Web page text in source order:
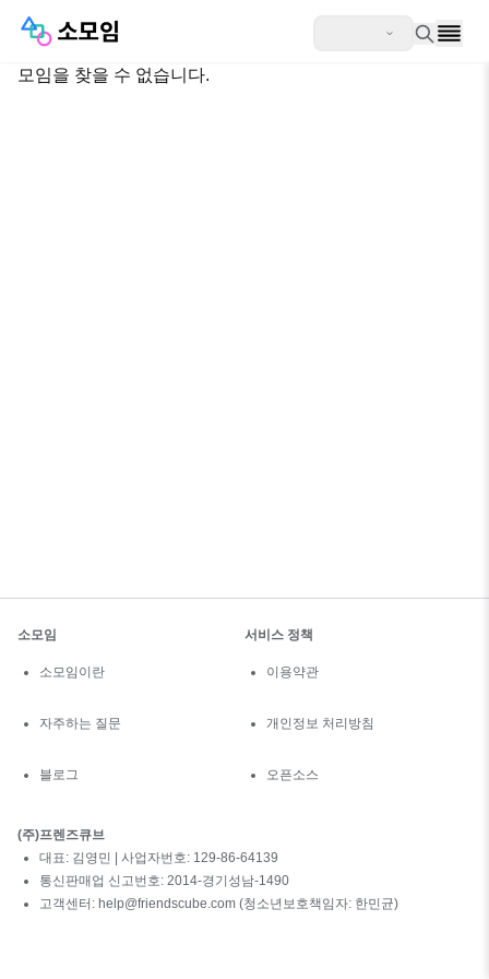
모임을 찾을 수 없습니다.
소모임
소모임이란
자주하는 질문
블로그
서비스 정책
이용약관
개인정보 처리방침
오픈소스
(주)프렌즈큐브
대표: 김영민 | 사업자번호: 129-86-64139
통신판매업 신고번호: 2014-경기성남-1490
고객센터: help@friendscube.com (청소년보호책임자: 한민균)